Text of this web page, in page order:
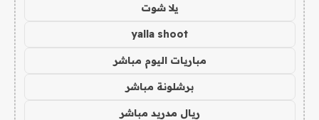
يلا شوت
yalla shoot
مباريات اليوم مباشر
برشلونة مباشر
ريال مدريد مباشر